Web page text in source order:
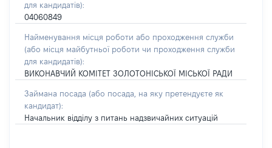
для кандидатів):
04060849
Найменування місця роботи або проходження служби
(або місця майбутньої роботи чи проходження служби
для кандидатів):
ВИКОНАВЧИЙ КОМІТЕТ ЗОЛОТОНІСЬКОЇ МІСЬКОЇ РАДИ
Займана посада (або посада, на яку претендуєте як
кандидат):
Начальник відділу з питань надзвичайних ситуацій